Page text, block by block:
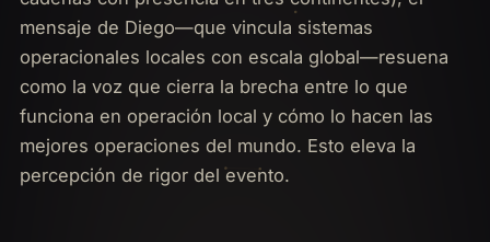
mensaje de Diego—que vincula sistemas
operacionales locales con escala global—resuena
como la voz que cierra la brecha entre lo que
funciona en operación local y cómo lo hacen las
mejores operaciones del mundo. Esto eleva la
percepción de rigor del evento.